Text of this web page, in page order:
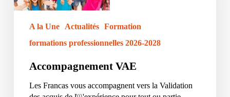
A la Une Actualités Formation
formations professionnelles 2026-2028
Accompagnement VAE
Les Francas vous accompagnent vers la Validation